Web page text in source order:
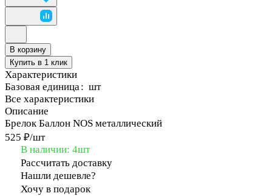
В корзину
Купить в 1 клик
Характеристики
Базовая единица : шт
Все характеристики
Описание
Брелок Баллон NOS металлический
525 ₽/шт
В наличии: 4шт
Рассчитать доставку
Нашли дешевле?
Хочу в подарок